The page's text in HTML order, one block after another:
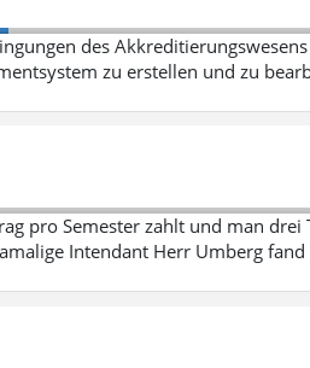
des
zu erstellen und zu
pro Semester zahlt und man
Intendant Herr Umberg fand